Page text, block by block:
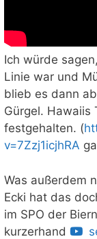
Ich würde
Linie war und
blieb es dann
Gürgel. Hawaiis
festgehalten. (
v=7Zzj1icjhRA
Was außerdem
Ecki hat das
im SPO der
kurzerhand